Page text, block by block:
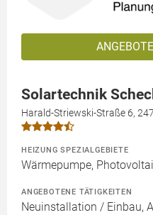
Solartechnik
Harald-Striewski-Straße 6,
HEIZUNG SPEZIALGEBIETE
Wärmepumpe,
ANGEBOTENE TÄTIGKEITEN
Neuinstallation / Einbau,